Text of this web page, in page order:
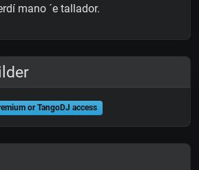
mano ´e tallador.
or TangoDJ access